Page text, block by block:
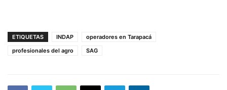
ETIQUETAS INDAP
operadores en Tarapacá
profesionales del agro
SAG